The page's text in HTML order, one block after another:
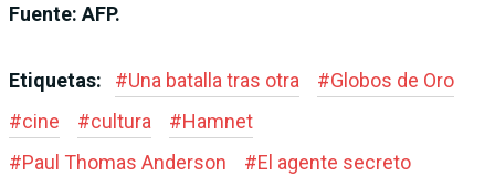
Fuente: AFP.
Etiquetas: #Una batalla tras otra #Globos de Oro
#cine #cultura #Hamnet
#Paul Thomas Anderson #El agente secreto